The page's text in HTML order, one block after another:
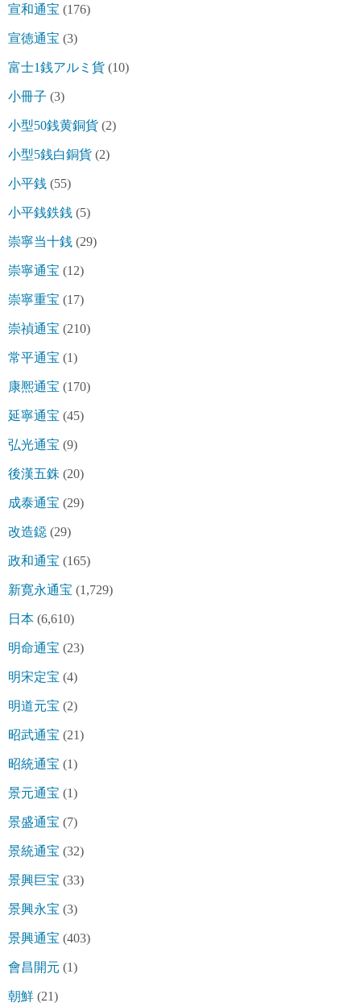
宣和通宝 (176)
宣徳通宝 (3)
富士1銭アルミ貨 (10)
小冊子 (3)
小型50銭黄銅貨 (2)
小型5銭白銅貨 (2)
小平銭 (55)
小平銭鉄銭 (5)
崇寧当十銭 (29)
崇寧通宝 (12)
崇寧重宝 (17)
崇禎通宝 (210)
常平通宝 (1)
康熈通宝 (170)
延寧通宝 (45)
弘光通宝 (9)
後漢五銖 (20)
成泰通宝 (29)
改造鐚 (29)
政和通宝 (165)
新寛永通宝 (1,729)
日本 (6,610)
明命通宝 (23)
明宋定宝 (4)
明道元宝 (2)
昭武通宝 (21)
昭統通宝 (1)
景元通宝 (1)
景盛通宝 (7)
景統通宝 (32)
景興巨宝 (33)
景興永宝 (3)
景興通宝 (403)
會昌開元 (1)
朝鮮 (21)